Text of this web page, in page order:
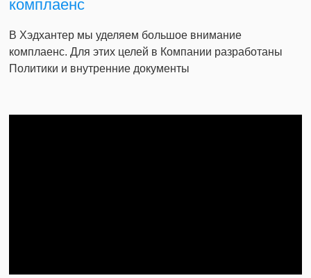
комплаенс
В Хэдхантер мы уделяем большое внимание
комплаенс. Для этих целей в Компании разработаны
Политики и внутренние документы